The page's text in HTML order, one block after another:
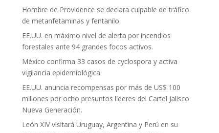
Hombre de Providence se declara culpable de tráfico
de metanfetaminas y fentanilo.
EE.UU. en máximo nivel de alerta por incendios
forestales ante 94 grandes focos activos.
México confirma 33 casos de cyclospora y activa
vigilancia epidemiológica
EE.UU. anuncia recompensas por más de US$ 100
millones por ocho presuntos líderes del Cartel Jalisco
Nueva Generación.
León XIV visitará Uruguay, Argentina y Perú en su